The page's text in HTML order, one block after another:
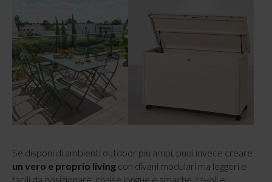
Se disponi di ambienti outdoor più ampi, puoi invece creare
un vero e proprio living con divani modulari ma leggeri e
facili da posizionare, chaise longue e amache, tavoli e